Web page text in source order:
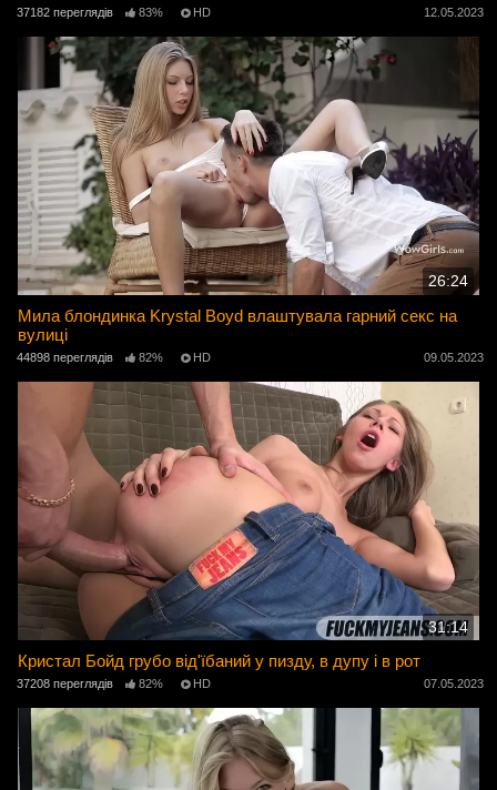
37182 переглядів 83% HD 12.05.2023
26:24
Мила блондинка Krystal Boyd влаштувала гарний секс на
вулиці
44898 переглядів 82% HD 09.05.2023
31:14
Кристал Бойд грубо від'їбаний у пизду, в дупу і в рот
37208 переглядів 82% HD 07.05.2023